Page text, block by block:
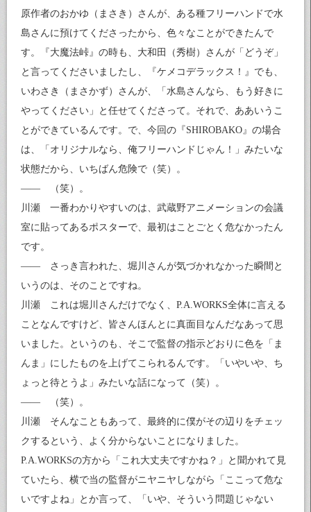
原作者のおかゆ（まさき）さんが、ある種フリーハンドで水
島さんに預けてくださったから、色々なことができたんで
す。『大魔法峠』の時も、大和田（秀樹）さんが「どうぞ」
と言ってくださいましたし、『ケメコデラックス！』でも、
いわさき（まさかず）さんが、「水島さんなら、もう好きに
やってください」と任せてくださって。それで、ああいうこ
とができているんです。で、今回の『SHIROBAKO』の場合
は、「オリジナルなら、俺フリーハンドじゃん！」みたいな
状態だから、いちばん危険で（笑）。
—— （笑）。
川瀬 一番わかりやすいのは、武蔵野アニメーションの会議
室に貼ってあるポスターで、最初はことごとく危なかったん
です。
—— さっき言われた、堀川さんが気づかれなかった瞬間と
いうのは、そのことですね。
川瀬 これは堀川さんだけでなく、P.A.WORKS全体に言える
ことなんですけど、皆さんほんとに真面目なんだなあって思
いました。というのも、そこで監督の指示どおりに色を「ま
んま」にしたものを上げてこられるんです。「いやいや、ち
ょっと待とうよ」みたいな話になって（笑）。
—— （笑）。
川瀬 そんなこともあって、最終的に僕がその辺りをチェッ
クするという、よく分からないことになりました。
P.A.WORKSの方から「これ大丈夫ですかね？」と聞かれて見
ていたら、横で当の監督がニヤニヤしながら「ここって危な
いですよね」とか言って、「いや、そういう問題じゃない